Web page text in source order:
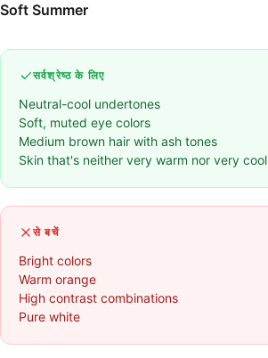
Soft Summer
सर्वश्रेष्ठ के लिए
Neutral-cool undertones
Soft, muted eye colors
Medium brown hair with ash tones
Skin that's neither very warm nor very cool
से बचें
Bright colors
Warm orange
High contrast combinations
Pure white